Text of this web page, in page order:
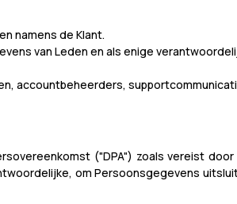
namens de Klant.
van Leden en als enige
accountbeheerders,
("DPA") zoals vereist
om Persoonsgegevens